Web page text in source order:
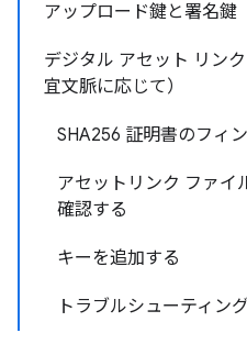
アップロード鍵と署名鍵
デジタル アセット リン
宜文脈に応じて）
SHA256 証明書のフィ
アセットリンク ファイ
確認する
キーを追加する
トラブルシューティン